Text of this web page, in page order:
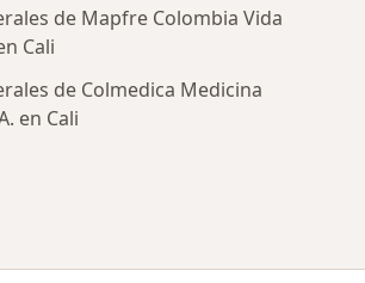
de Mapfre Colombia Vida
Cali
de Colmedica Medicina
en Cali